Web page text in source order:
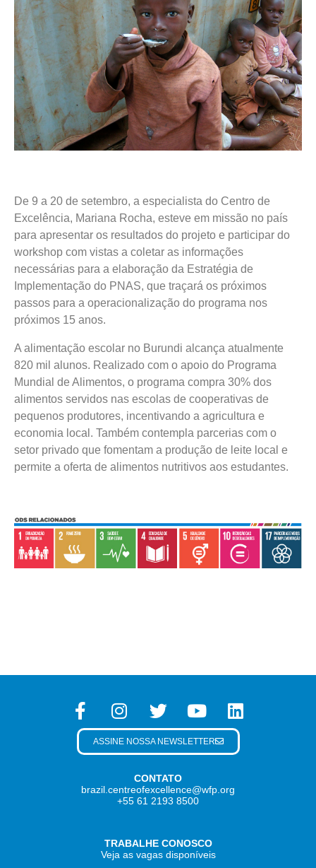
De 9 a 20 de setembro, a especialista do Centro de
Excelência, Mariana Rocha, esteve em missão no país
para apresentar os resultados do projeto e participar do
workshop com vistas a coletar as informações
necessárias para a elaboração da Estratégia de
Implementação do PNAS, que traçará os próximos
passos para a operacionalização do programa nos
próximos 15 anos.
A alimentação escolar no Burundi alcança atualmente
820 mil alunos. Realizado com o apoio do Programa
Mundial de Alimentos, o programa compra 30% dos
alimentos servidos nas escolas de cooperativas de
pequenos produtores, incentivando a agricultura e
economia local. Também contempla parcerias com o
setor privado que fomentam a produção de leite local e
permite a oferta de alimentos nutritivos aos estudantes.
CONTATO
brazil.centreofexcellence@wfp.org
+55 61 2193 8500
TRABALHE CONOSCO
Veja as vagas disponíveis
ASSINE NOSSA NEWSLETTER